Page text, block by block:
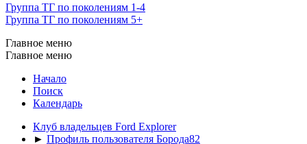
Группа ТГ по поколениям 1-4
Группа ТГ по поколениям 5+
Главное меню
Главное меню
Начало
Поиск
Календарь
Клуб владельцев Ford Explorer
► Профиль пользователя Борода82